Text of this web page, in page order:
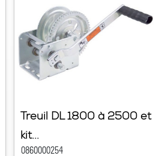
Treuil DL 1800 à 2500 et
kit...
0860000254